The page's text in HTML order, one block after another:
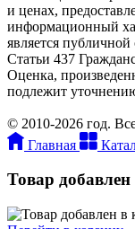
и ценах,
информационный
является
Статьи 437
Оценка,
подлежит
© 2010-2026 год.
Главная
Товар